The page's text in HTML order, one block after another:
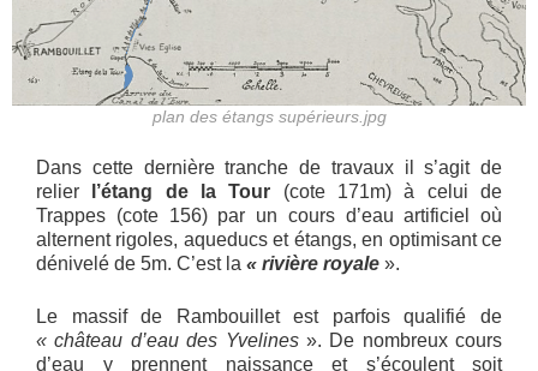
plan des étangs supérieurs.jpg
Dans cette dernière tranche de travaux il s’agit de
relier
l’étang de la Tour (cote 171m) à celui de
Trappes (cote 156) par un cours d’eau artificiel où
alternent rigoles, aqueducs et étangs, en optimisant ce
dénivelé de 5m. C’est la « rivière royale ».
Le massif de Rambouillet est parfois qualifié de
« château d’eau des Yvelines ». De nombreux cours
d’eau y prennent naissance et s’écoulent soit